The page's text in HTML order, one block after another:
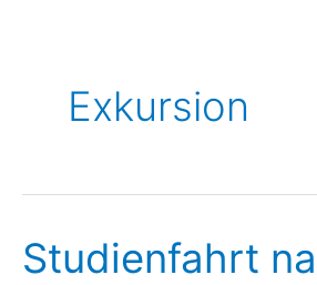
Exkursion
Studienfahrt